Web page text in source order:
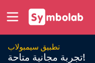
تطبيق سيمبولاب
تجربة مجانية متاحة!